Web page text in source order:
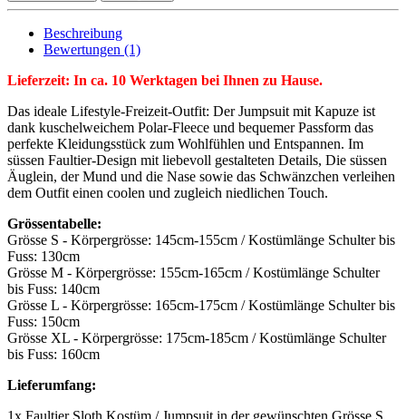
Beschreibung
Bewertungen (1)
Lieferzeit: In ca. 10 Werktagen bei Ihnen zu Hause.
Das ideale Lifestyle-Freizeit-Outfit: Der Jumpsuit mit Kapuze ist
dank kuschelweichem Polar-Fleece und bequemer Passform das
perfekte Kleidungsstück zum Wohlfühlen und Entspannen. Im
süssen Faultier-Design mit liebevoll gestalteten Details, Die süssen
Äuglein, der Mund und die Nase sowie das Schwänzchen verleihen
dem Outfit einen coolen und zugleich niedlichen Touch.
Grössentabelle:
Grösse S - Körpergrösse: 145cm-155cm / Kostümlänge Schulter bis
Fuss: 130cm
Grösse M - Körpergrösse: 155cm-165cm / Kostümlänge Schulter
bis Fuss: 140cm
Grösse L - Körpergrösse: 165cm-175cm / Kostümlänge Schulter bis
Fuss: 150cm
Grösse XL - Körpergrösse: 175cm-185cm / Kostümlänge Schulter
bis Fuss: 160cm
Lieferumfang:
1x Faultier Sloth Kostüm / Jumpsuit in der gewünschten Grösse S,